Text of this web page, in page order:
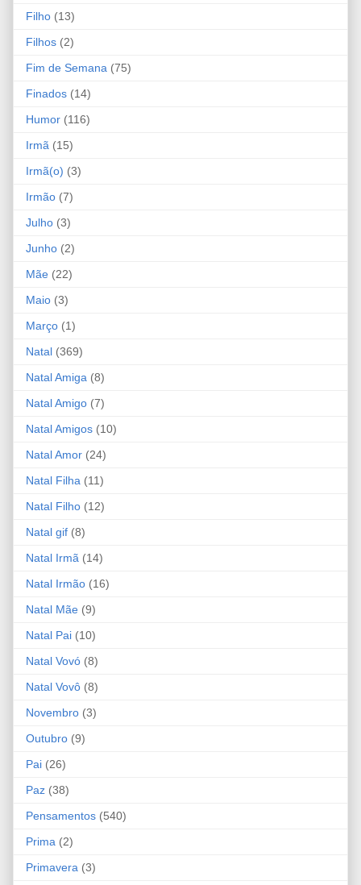
Filho (13)
Filhos (2)
Fim de Semana (75)
Finados (14)
Humor (116)
Irmã (15)
Irmã(o) (3)
Irmão (7)
Julho (3)
Junho (2)
Mãe (22)
Maio (3)
Março (1)
Natal (369)
Natal Amiga (8)
Natal Amigo (7)
Natal Amigos (10)
Natal Amor (24)
Natal Filha (11)
Natal Filho (12)
Natal gif (8)
Natal Irmã (14)
Natal Irmão (16)
Natal Mãe (9)
Natal Pai (10)
Natal Vovó (8)
Natal Vovô (8)
Novembro (3)
Outubro (9)
Pai (26)
Paz (38)
Pensamentos (540)
Prima (2)
Primavera (3)